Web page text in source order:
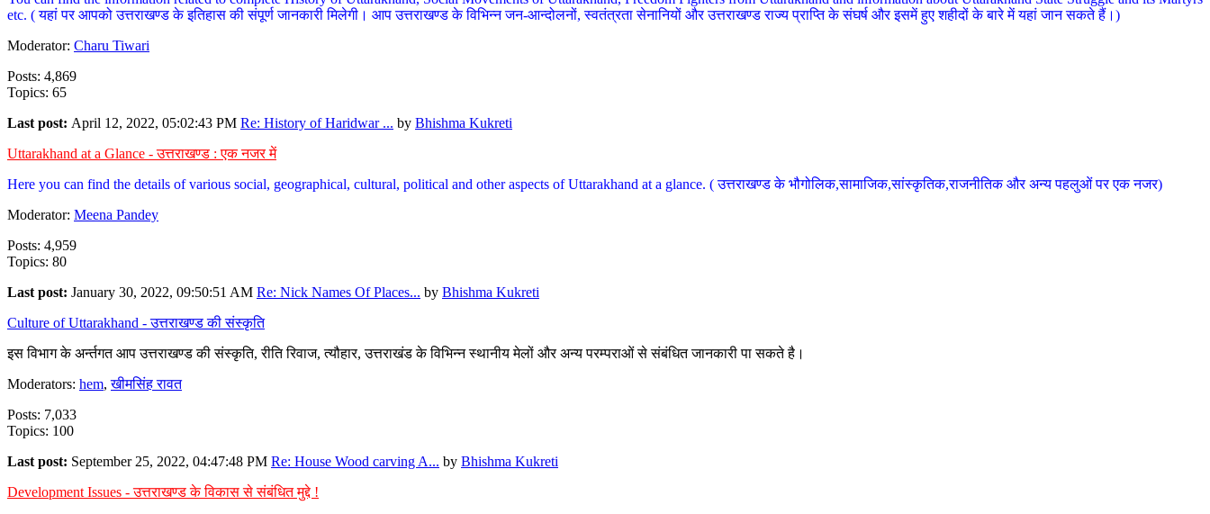
etc. ( यहां पर आपको उत्तराखण्ड के इतिहास की संपूर्ण जानकारी मिलेगी। आप उत्तराखण्ड के विभिन्न जन-आन्दोलनों, स्वतंत्रता सेनानियों और उत्तराखण्ड राज्य प्राप्ति के संघर्ष और इसमें हुए शहीदों के बारे में यहां जान सकते हैं।)
Moderator: Charu Tiwari
Posts: 4,869
Topics: 65
Last post: April 12, 2022, 05:02:43 PM Re: History of Haridwar ... by Bhishma Kukreti
Uttarakhand at a Glance - उत्तराखण्ड : एक नजर में
Here you can find the details of various social, geographical, cultural, political and other aspects of Uttarakhand at a glance. ( उत्तराखण्ड के भौगोलिक,सामाजिक,सांस्कृतिक,राजनीतिक और अन्य पहलुओं पर एक नजर)
Moderator: Meena Pandey
Posts: 4,959
Topics: 80
Last post: January 30, 2022, 09:50:51 AM Re: Nick Names Of Places... by Bhishma Kukreti
Culture of Uttarakhand - उत्तराखण्ड की संस्कृति
इस विभाग के अर्न्तगत आप उत्तराखण्ड की संस्कृति, रीति रिवाज, त्यौहार, उत्तराखंड के विभिन्न स्थानीय मेलों और अन्य परम्पराओं से संबंधित जानकारी पा सकते है।
Moderators: hem,खीमसिंह रावत
Posts: 7,033
Topics: 100
Last post: September 25, 2022, 04:47:48 PM Re: House Wood carving A... by Bhishma Kukreti
Development Issues - उत्तराखण्ड के विकास से संबंधित मुद्दे !